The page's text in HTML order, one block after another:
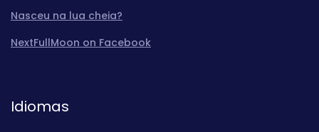
Nasceu na lua cheia?
NextFullMoon on Facebook
Idiomas